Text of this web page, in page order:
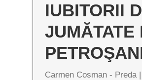
IUBITORII
Carmen Cosman - Preda